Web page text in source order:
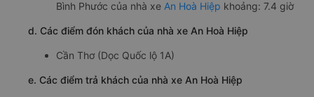
Giờ xuất phát ở Cái Răng - Cần Thơ: 22:00
Giờ đến nơi ở Bù Đăng - Bình Phước: 05:24
Bình Phước của nhà xeAn Hoà Hiệp
d. Các điểm đón khách của nhà xe An Hoà Hiệp